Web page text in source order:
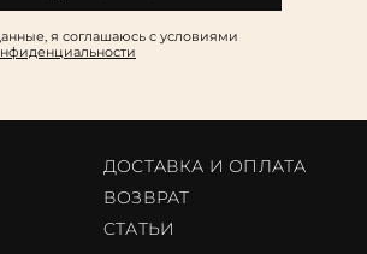
я соглашаюсь c условиями
ДОСТАВКА И ОПЛАТА
ВОЗВРАТ
CТАТЬИ